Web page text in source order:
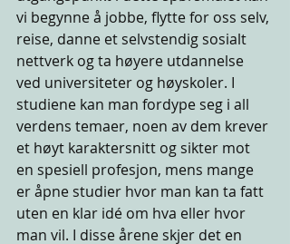
vi begynne å jobbe, flytte for oss selv,
reise, danne et selvstendig sosialt
nettverk og ta høyere utdannelse
ved universiteter og høyskoler. I
studiene kan man fordype seg i all
verdens temaer, noen av dem krever
et høyt karaktersnitt og sikter mot
en spesiell profesjon, mens mange
er åpne studier hvor man kan ta fatt
uten en klar idé om hva eller hvor
man vil. I disse årene skjer det en